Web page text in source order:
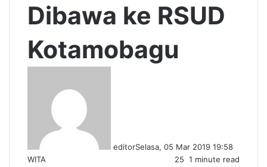
Dibawa ke RSUD
Kotamobagu
editorSelasa, 05 Mar 2019 19:58
WITA
25 1 minute read